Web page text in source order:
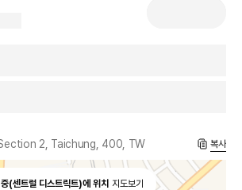
2, Taichung, 400, TW 복사
(센트럴 디스트릭트)에 위치 지도보기